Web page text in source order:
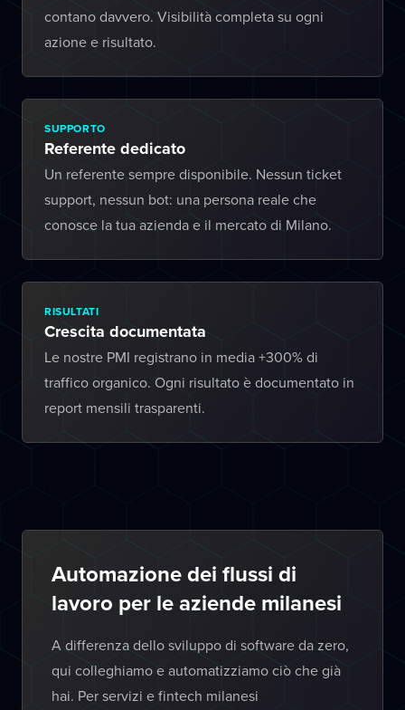
contano davvero. Visibilità completa su ogni
azione e risultato.
SUPPORTO
Referente dedicato
Un referente sempre disponibile. Nessun ticket
support, nessun bot: una persona reale che
conosce la tua azienda e il mercato di Milano.
RISULTATI
Crescita documentata
Le nostre PMI registrano in media +300% di
traffico organico. Ogni risultato è documentato in
report mensili trasparenti.
Automazione dei flussi di
lavoro per le aziende milanesi
A differenza dello sviluppo di software da zero,
qui colleghiamo e automatizziamo ciò che già
hai. Per servizi e fintech milanesi